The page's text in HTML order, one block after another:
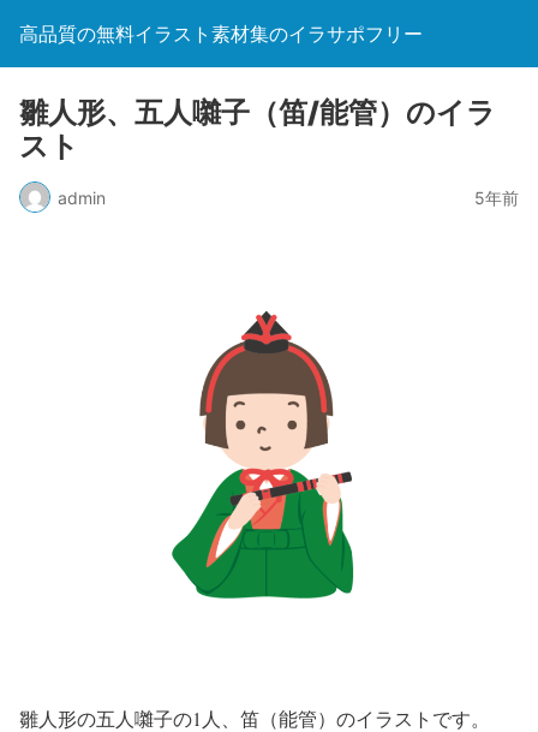
高品質の無料イラスト素材集のイラサポフリー
雛人形、五人囃子（笛/能管）のイラ
スト
admin 5年前
雛人形の五人囃子の1人、笛（能管）のイラストです。